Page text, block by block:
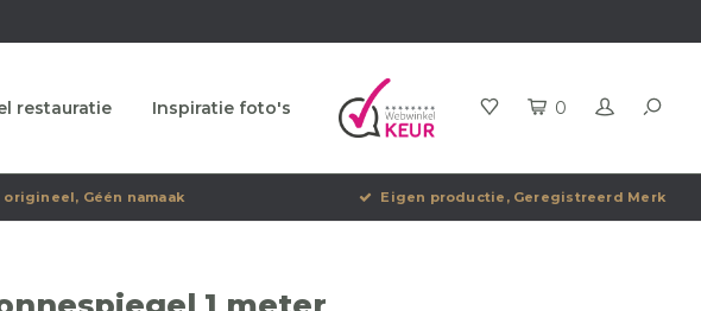
restauratie Inspiratie foto's 0
origineel, Géén namaak Eigen productie, Geregistreerd Merk